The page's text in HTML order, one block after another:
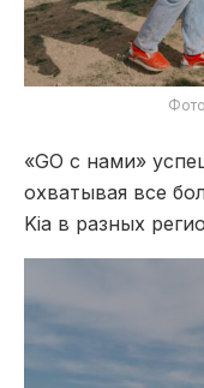
«GO с нами»
охватывая все
Kia в разных